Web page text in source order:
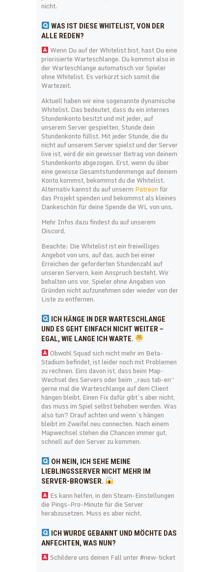
nicht.
WAS IST DIESE WHITELIST, VON DER
ALLE REDEN?
Wenn Du auf der Whitelist bist, hast Du eine
priorisierte Warteschlange. Du kommst also in
der Warteschlange automatisch vor Spieler
ohne Whitelist. Es verkürzt sich somit die
Wartezeit.
Aktuell haben wir eine sogenannte dynamische
Whitelist. Das bedeutet, dass du ein internes
Stundenkonto besitzt und mit jeder, auf
unserem Server gespielten, Stunde dein
Stundenkonto füllst. Mit jeder Stunde, die du
nicht auf unserem Server spielst und der Server
live ist, wird dir ein gewisser Betrag von deinem
Stundenkonto abgezogen. Erst, wenn du über
eine gewisse Gesamtstundenmenge auf deinem
Konto kommst, bekommst du die Whitelist.
Alternativ kannst du auf unserm Patreonfür
das Projekt spenden und bekommst als kleines
Dankeschön für deine Spende die WL von uns.
Mehr Infos dazu findest du auf unserem
Discord.
Beachte: Die Whitelist ist ein freiwilliges
Angebot von uns, auf das, auch bei einer
Erreichen der geforderten Stundenzahl auf
unseren Servern, kein Anspruch besteht. Wir
behalten uns vor, Spieler ohne Angaben von
Gründen nicht aufzunehmen oder wieder von der
Liste zu entfernen.
ICH HÄNGE IN DER WARTESCHLANGE
UND ES GEHT EINFACH NICHT WEITER –
EGAL, WIE LANGE ICH WARTE.
Obwohl Squad sich nicht mehr im Beta-
Stadium befindet, ist leider noch mit Problemen
zu rechnen. Eins davon ist, dass beim Map-
Wechsel des Servers oder beim „raus tab-en“
gerne mal die Warteschlange auf dem Client
hängen bleibt. Einen Fix dafür gibt’s aber nicht,
das muss im Spiel selbst behoben werden. Was
also tun? Drauf achten und wenn’s hängen
bleibt im Zweifel neu connecten. Nach einem
Mapwechsel stehen die Chancen immer gut,
schnell auf den Server zu kommen.
OH NEIN, ICH SEHE MEINE
LIEBLINGSSERVER NICHT MEHR IM
SERVER-BROWSER.
Es kann helfen, in den Steam-Einstellungen
die Pings-Pro-Minute für die Server
herabzusetzen. Muss es aber nicht.
ICH WURDE GEBANNT UND MÖCHTE DAS
ANFECHTEN, WAS NUN?
Schildere uns deinen Fall unter #new-ticket